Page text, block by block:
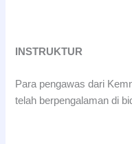
INSTRUKTUR
Para pengawas dari
telah berpengalaman di